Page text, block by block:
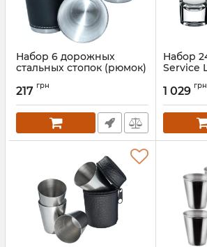
Набор 6 дорожных
стальных стопок (рюмок)
Артикул:
217 грн
Набор
Service
Артикул:
1 029 грн